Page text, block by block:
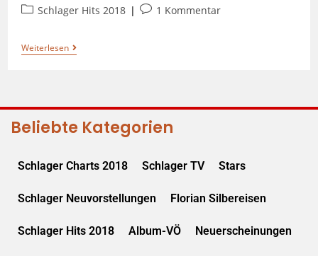
Schlager Hits 2018
1 Kommentar
Weiterlesen
Beliebte Kategorien
Schlager Charts 2018 Schlager TV Stars
Schlager Neuvorstellungen Florian Silbereisen
Schlager Hits 2018 Album-VÖ Neuerscheinungen